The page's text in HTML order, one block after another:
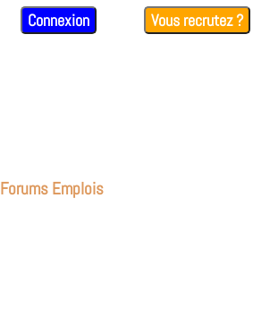
Connexion Vous recrutez ?
Forums Emplois